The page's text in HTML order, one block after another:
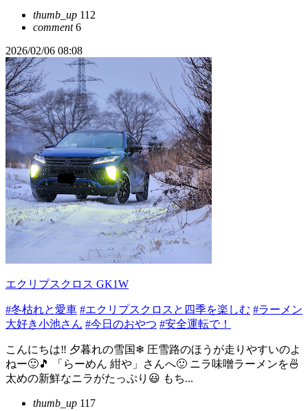
thumb_up 112
comment6
2026/02/06 08:08
エクリプスクロス GK1W
#冬枯れと愛車 #エクリプスクロスと四季を楽しむ #ラーメン
大好き小池さん #今日のおやつ #安全運転で！
こんにちは‼️ 夕暮れの雪国❄ 圧雪路のほうが走りやすいのよ
ねー🙂🎵 「らーめん 紺や」さんへ🙂 ニラ味噌ラーメンを🍜
太めの新鮮なニラがたっぷり😃 もち...
thumb_up 117